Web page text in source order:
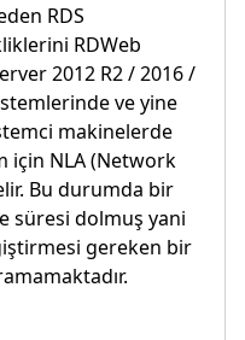
RDS
RDWeb
2012 R2 / 2016 /
ve yine
makinelerde
için NLA (Network
Bu durumda bir
süresi dolmuş yani
gereken bir